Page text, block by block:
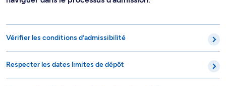
Vérifier les conditions d’admissibilité
Respecter les dates limites de dépôt